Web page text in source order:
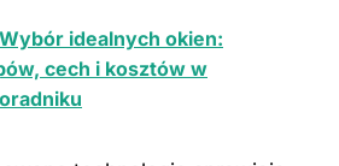
Wybór idealnych okien:
cech i kosztów w